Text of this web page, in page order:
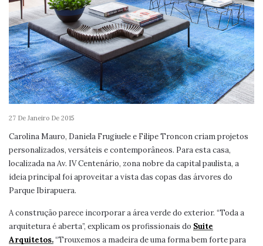
27 De Janeiro De 2015
Carolina Mauro, Daniela Frugiuele e Filipe Troncon criam projetos
personalizados, versáteis e contemporâneos. Para esta casa,
localizada na Av. IV Centenário, zona nobre da capital paulista, a
ideia principal foi aproveitar a vista das copas das árvores do
Parque Ibirapuera.
A construção parece incorporar a área verde do exterior. “Toda a
arquitetura é aberta”, explicam os profissionais do Suite
Arquitetos.“Trouxemos a madeira de uma forma bem forte para